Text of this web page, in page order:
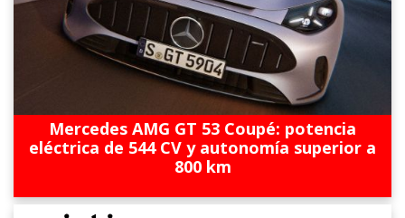
Mercedes AMG GT 53 Coupé: potencia
eléctrica de 544 CV y autonomía superior a
800 km